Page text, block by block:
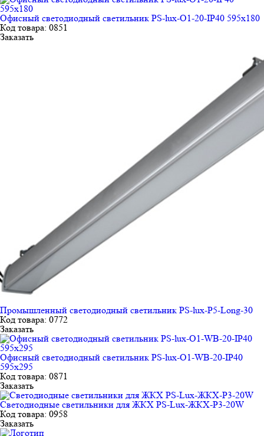
Офисный светодиодный светильник PS-lux-O1-20-IP40 595х180
Код товара: 0851
Заказать
Промышленный светодиодный светильник PS-lux-P5-Long-30
Код товара: 0772
Заказать
Офисный светодиодный светильник PS-lux-O1-WB-20-IP40
595х295
Код товара: 0871
Заказать
Светодиодные светильники для ЖКХ PS-Lux-ЖКХ-P3-20W
Код товара: 0958
Заказать